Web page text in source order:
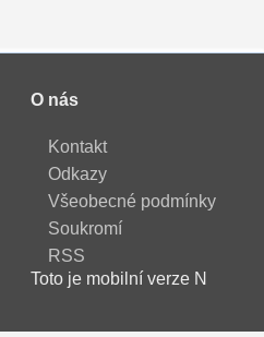
O nás
Kontakt
Odkazy
Všeobecné podmínky
Soukromí
RSS
Toto je mobilní verze N